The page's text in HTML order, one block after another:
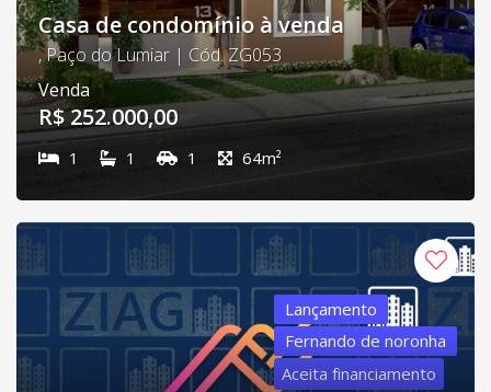
Casa de condomínio à venda
, Paço do Lumiar | Cód. ZG053
Venda
R$ 252.000,00
1 1 1 64m²
Lançamento
Fernando de noronha
Aceita financiamento